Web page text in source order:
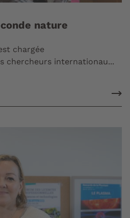
nature
chargée
chercheurs internationau...